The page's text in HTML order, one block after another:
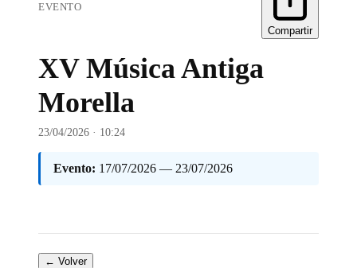
EVENTO
Compartir
XV Música Antiga
Morella
23/04/2026 · 10:24
Evento: 17/07/2026 — 23/07/2026
← Volver